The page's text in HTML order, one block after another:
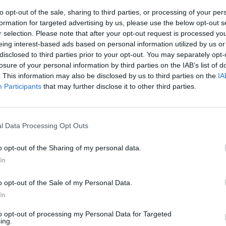
opt-out of the sale, sharing to third parties, or processing of your
for targeted advertising by us, please use the below opt-out
selection. Please note that after your opt-out request is processed
interest-based ads based on personal information utilized by us
to third parties prior to your opt-out. You may separately
of your personal information by third parties on the IAB’s list of
This information may also be disclosed by us to third parties on the
Participants that may further disclose it to other third parties.
Data Processing Opt Outs
opt-out of the Sharing of my personal data.
opt-out of the Sale of my Personal Data.
opt-out of processing my Personal Data for Targeted
csak működési engedéllyel rendelkező
a figyelmet arra, hogy aki illegális árustól
termék felirata magyar nyelvű, közérthető
egészségvédelmi figyelmeztetést is tartalmaz.
tartani más tűzveszélyes anyagoktól. Gyermekek
tilos, a petárda birtoklása is tiltott -
és petárdázik, szabálysértést
sújtható.
sérülést is okozhat: végtagroncsolódás,